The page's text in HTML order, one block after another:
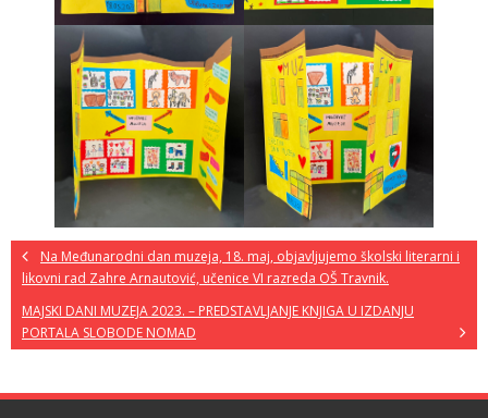
Na Međunarodni dan muzeja, 18. maj, objavljujemo školski literarni i
likovni rad Zahre Arnautović, učenice VI razreda OŠ Travnik.
MAJSKI DANI MUZEJA 2023. – PREDSTAVLJANJE KNJIGA U IZDANJU
PORTALA SLOBODE NOMAD